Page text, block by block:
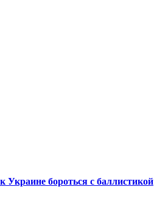
Украине бороться с баллистикой